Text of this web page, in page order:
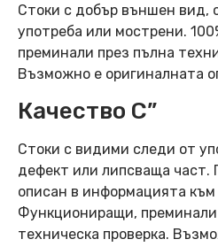
Стоки с добър външен вид,
употреба или мострени.
преминали през пълна
Възможно е оригиналната
Качество C”
Стоки с видими следи от
дефект или липсваща част.
описан в информацията към
Функциониращи, преминали
техническа проверка.